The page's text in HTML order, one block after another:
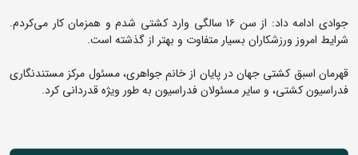
جوادی ادامه داد: از سن ۱۶ سالگی وارد کشتی شدم و همزمان کار می‌کردم.
شرایط امروز ورزشکاران بسیار متفاوت و بهتر از گذشته است.
قهرمان اسبق کشتی جهان در پایان از خانم جواهری، مسئول مرکز مستندنگاری
فدراسیون کشتی، و سایر مسئولان فدراسیون به طور ویژه قدردانی کرد.